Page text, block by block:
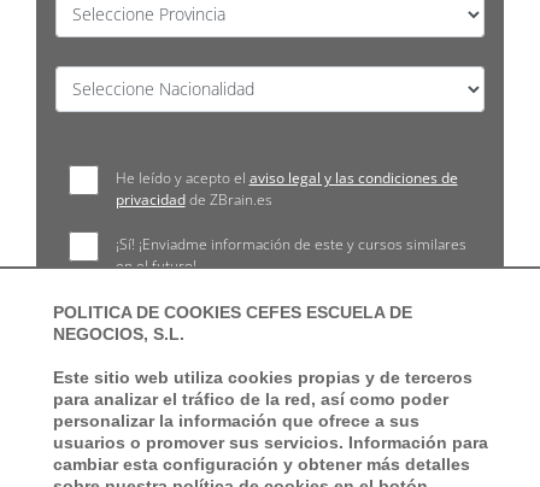
He leído y acepto el aviso legal y las condiciones de
privacidadde ZBrain.es
¡Sí! ¡Enviadme información de este y cursos similares
en el futuro!
POLITICA DE COOKIES CEFES ESCUELA DE
NEGOCIOS, S.L.
Este sitio web utiliza cookies propias y de terceros
para analizar el tráfico de la red, así como poder
personalizar la información que ofrece a sus
usuarios o promover sus servicios. Información para
cambiar esta configuración y obtener más detalles